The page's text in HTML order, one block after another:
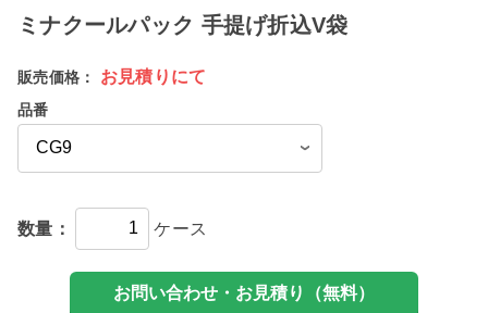
ミナクールパック 手提げ折込V袋
販売価格： お見積りにて
品番
数量： ケース